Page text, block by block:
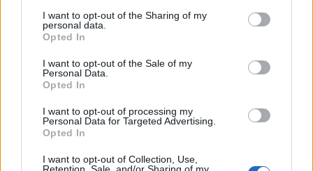
not limited to your visit or usage behaviour. You may click to
grant or deny consent to Google and its third-party tags to
use your data for below specified purposes in below Google
consent section.
I want to opt-out of the Sharing of my
personal data.
Opted In
I want to opt-out of the Sale of my
Personal Data.
Opted In
I want to opt-out of processing my
Personal Data for Targeted Advertising.
Opted In
I want to opt-out of Collection, Use,
Retention, Sale, and/or Sharing of my
A tepsimet kikenem kacsazsírral, belepakolom a
báránycombot, majd félbevágott vörös-, fok- és
újhagymát teszek a hús mellé - ezek majd
reményeim szerint szépen megsülnek a művelet
végén. A tepsibe öntök egy kevéske rozé vagy
fehérbort - én az előbbit választottam.